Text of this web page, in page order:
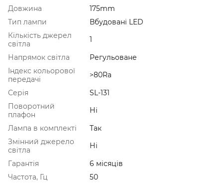
Довжина
175mm
Тип лампи
Вбудовані LED
Кількість джерел
світла
1
Напрямок світла
Регульоване
Індекс кольорової
передачі
>80Ra
Серія
SL-131
Поворотний
плафон
Ні
Лампа в комплекті
Так
Змінний джерело
світла
Ні
Гарантія
6 місяців
Частота, Гц
50